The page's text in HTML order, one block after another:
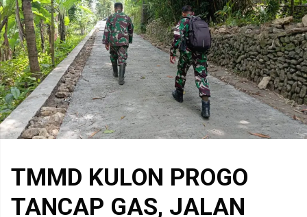
TMMD KULON PROGO
TANCAP GAS, JALAN